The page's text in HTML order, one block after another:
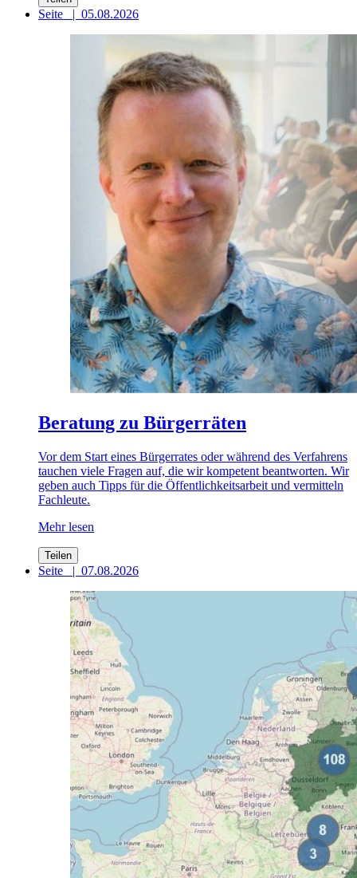
Seite | 05.08.2026
Beratung zu Bürgerräten
Vor dem Start eines Bürgerrates oder während des Verfahrens
tauchen viele Fragen auf, die wir kompetent beantworten. Wir
geben auch Tipps für die Öffentlichkeitsarbeit und vermitteln
Fachleute.
Mehr lesen
Teilen
Seite | 07.08.2026